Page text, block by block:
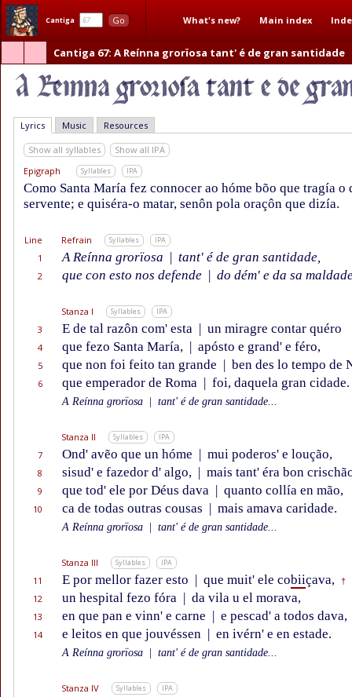
Cantiga Go What's new? Main index
Cantiga 67: A Reínna grorïosa tant' é de gran santidade
Lyrics Music Resources
Show all syllables
Show all IPA
Epigraph
Syllables IPA
Como Santa María fez connocer ao hóme bõo que tragía o
servente; e quiséra-o matar, senôn pola oraçôn que dizía.
Line Refrain Syllables IPA
1 A Reínna grorïosa | tant' é de gran santidade,
2 que con esto nos defende | do dém' e da sa
Stanza I Syllables IPA
3 E de tal razôn com' esta | un miragre contar quéro
4 que fezo Santa María, | apósto e grand' e féro,
5 que non foi feito tan grande | ben des lo tempo de
6 que emperador de Roma | foi, daquela gran cidade.
A Reínna grorïosa tant' é de gran santidade...
Stanza II Syllables IPA
7 Ond' avẽo que un hóme | mui poderos' e loução,
8 sisud' e fazedor d' algo, | mais tant' éra bon
9 que tod' ele por Déus dava | quanto collía en mão,
10 ca de todas outras cousas | mais amava caridade.
A Reínna grorïosa tant' é de gran santidade...
Stanza III Syllables IPA
11 E por mellor fazer esto | que muit' ele cobiiçava, †
12 un hespital fezo fóra | da vila u el morava,
13 en que pan e vinn' e carne | e pescad' a todos dava,
14 e leitos en que jouvéssen | en ivérn' e en estade.
A Reínna grorïosa tant' é de gran santidade...
Stanza IV Syllables IPA